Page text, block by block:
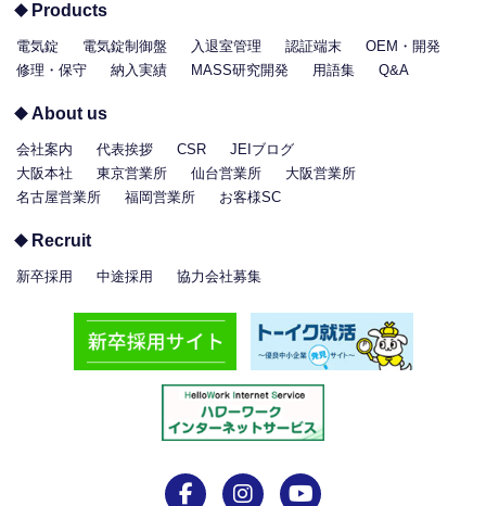
Products
電気錠 電気錠制御盤 入退室管理 認証端末
OEM・開発
修理・保守
納入実績 MASS研究開発 用語集 Q&A
About us
会社案内 代表挨拶 CSR
JEIブログ
大阪本社
東京営業所 仙台営業所
大阪営業所
名古屋営業所
福岡営業所 お客様SC
Recruit
新卒採用 中途採用 協力会社募集